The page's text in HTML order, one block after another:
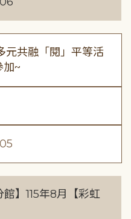
元共融「閱」平等活
加~
館】115年8月【彩虹